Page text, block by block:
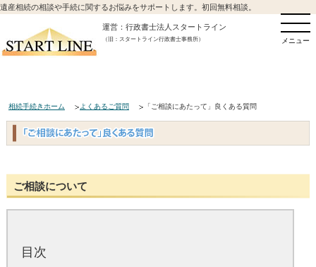
遺産相続の相談や手続に関するお悩みをサポートします。初回無料相談。
運営：行政書士法人スタートライン
（旧：スタートライン行政書士事務所） メニュー
相続手続きホーム よくあるご質問 「ご相談にあたって」良くある質問
ご相談について
目次